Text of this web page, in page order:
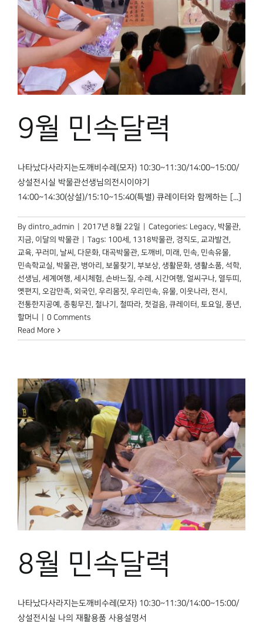
9월 민속달력
나타났다사라지는도깨비수레(모자) 10:30~11:30/14:00~15:00/
상설전시실 박물관선생님의전시이야기
14:00~14:30(상설)/15:10~15:40(특별) 큐레이터와 함께하는 [...]
By dintro_admin 2017년 8월 22일 Categories: Legacy 박물관,
지금 이달의 박물관 Tags: 100세 1318박물관 경직도 교과발견
교육 꾸러미 날씨 다문화 대곡박물관 도깨비 미래 민속 민속유물
민속학교실 박물관 병아리 보물찾기 부보상 생활문화 생활소품 석학
선생님 세계여행 세시체험 손바느질 수레 시간여행 얼씨구나 열두띠
옛편지
오감만족 외국인 우리몸짓 우리민속 유물 이웃나라 전시
전통한지공예
종횡무진 철나기 철따라 첫걸음 큐레이터 토요일 풍년
할머니
0 Comments
Read More
8월 민속달력
나타났다사라지는도깨비수레(모자) 10:30~11:30/14:00~15:00/
상설전시실 나의 재활용품 사용설명서